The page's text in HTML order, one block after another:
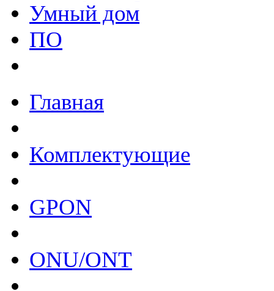
Умный дом
ПО
Главная
Комплектующие
GPON
ONU/ONT